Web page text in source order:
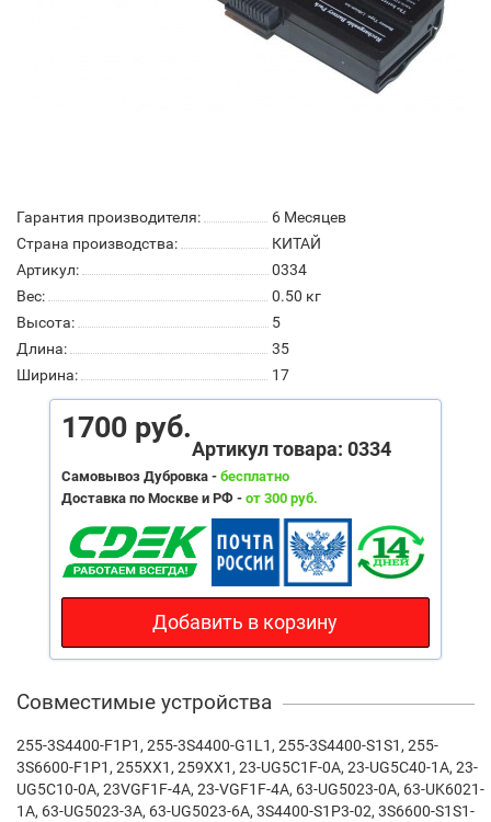
Гарантия производителя:
6 Месяцев
Страна производства:
КИТАЙ
Артикул:
0334
Вес:
0.50 кг
Высота:
5
Длина:
35
Ширина:
17
1700 руб.
Артикул товара: 0334
Самовывоз Дубровка - бесплатно
Доставка по Москве и РФ - от 300 руб.
Добавить в корзину
Совместимые устройства
255-3S4400-F1P1, 255-3S4400-G1L1, 255-3S4400-S1S1, 255-
3S6600-F1P1, 255XX1, 259XX1, 23-UG5C1F-0A, 23-UG5C40-1A, 23-
UG5C10-0A, 23VGF1F-4A, 23-VGF1F-4A, 63-UG5023-0A, 63-UK6021-
1A, 63-UG5023-3A, 63-UG5023-6A, 3S4400-S1P3-02, 3S6600-S1S1-